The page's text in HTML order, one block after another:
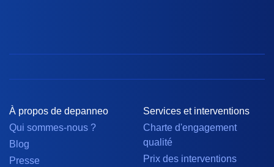
À propos de depanneo
Qui sommes-nous ?
Blog
Presse
Services et interventions
Charte d'engagement
qualité
Prix des interventions